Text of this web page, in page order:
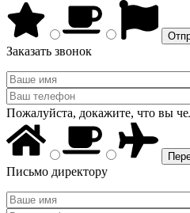
Заказать звонок
Пожалуйста, докажите, что вы
Письмо директору